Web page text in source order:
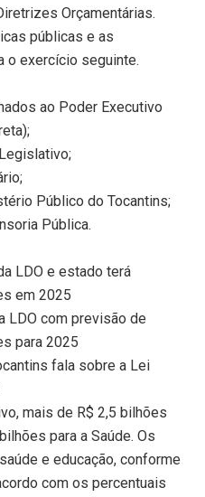
Orçamentárias.
públicas e as
o exercício seguinte.
ao Poder Executivo
Público do Tocantins;
Pública.
LDO e estado terá
em 2025
LDO com previsão de
para 2025
fala sobre a Lei
mais de R$ 2,5 bilhões
para a Saúde. Os
e educação, conforme
com os percentuais